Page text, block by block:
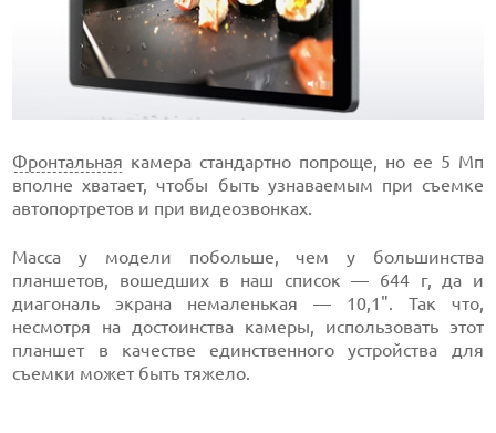
Фронтальная камера стандартно попроще, но ее 5 Мп
вполне хватает, чтобы быть узнаваемым при съемке
автопортретов и при видеозвонках.
Масса у модели побольше, чем у большинства
планшетов, вошедших в наш список — 644 г, да и
диагональ экрана немаленькая — 10,1". Так что,
несмотря на достоинства камеры, использовать этот
планшет в качестве единственного устройства для
съемки может быть тяжело.